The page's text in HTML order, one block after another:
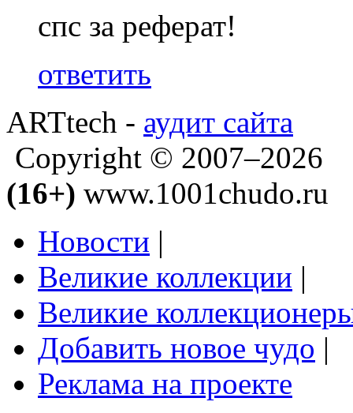
спс за реферат!
ответить
ARTtech - аудит сайта
Copyright © 2007–2026
(16+) www.1001chudo.ru
Новости |
Великие коллекции |
Великие
Добавить новое чудо |
Реклама на проекте